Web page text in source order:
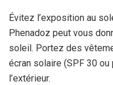
Évitez l’exposition au
Phenadoz peut vous
soleil. Portez des
écran solaire (SPF 30
l’extérieur.